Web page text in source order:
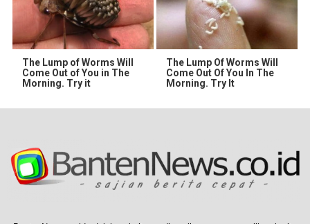
The Lump of Worms Will
Come Out of You in The
Morning. Try it
The Lump Of Worms Will
Come Out Of You In The
Morning. Try It